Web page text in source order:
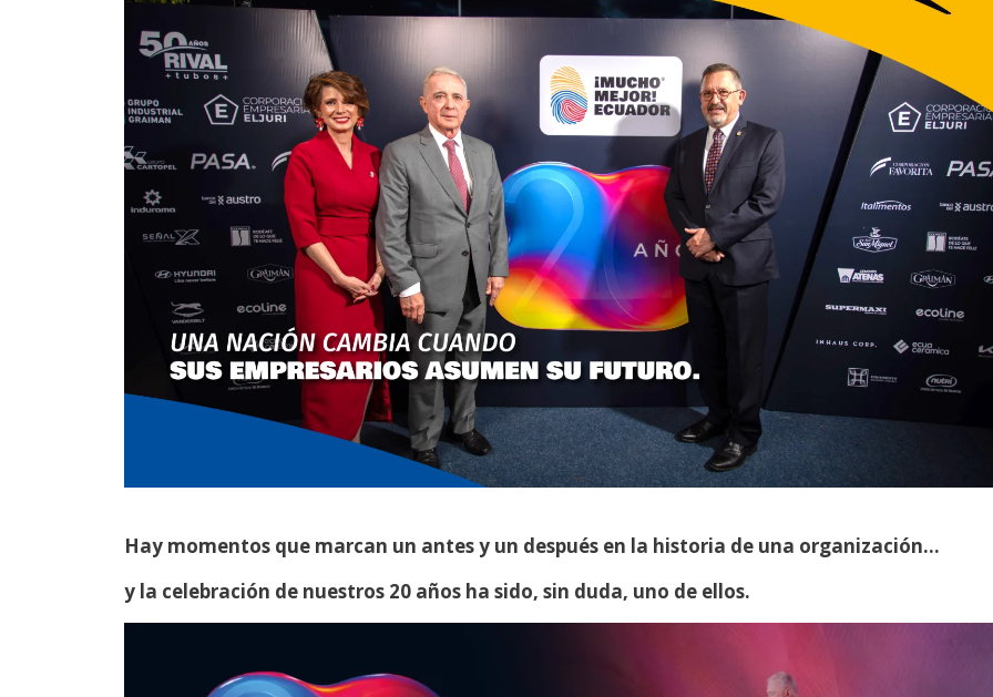
Hay momentos que marcan un antes y un después en la historia de una organización…
y la celebración de nuestros 20 años ha sido, sin duda, uno de ellos.